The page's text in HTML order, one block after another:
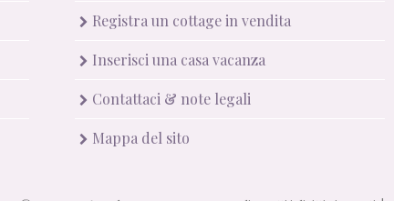
Registra un cottage in vendita
Inserisci una casa vacanza
Contattaci & note legali
Mappa del sito